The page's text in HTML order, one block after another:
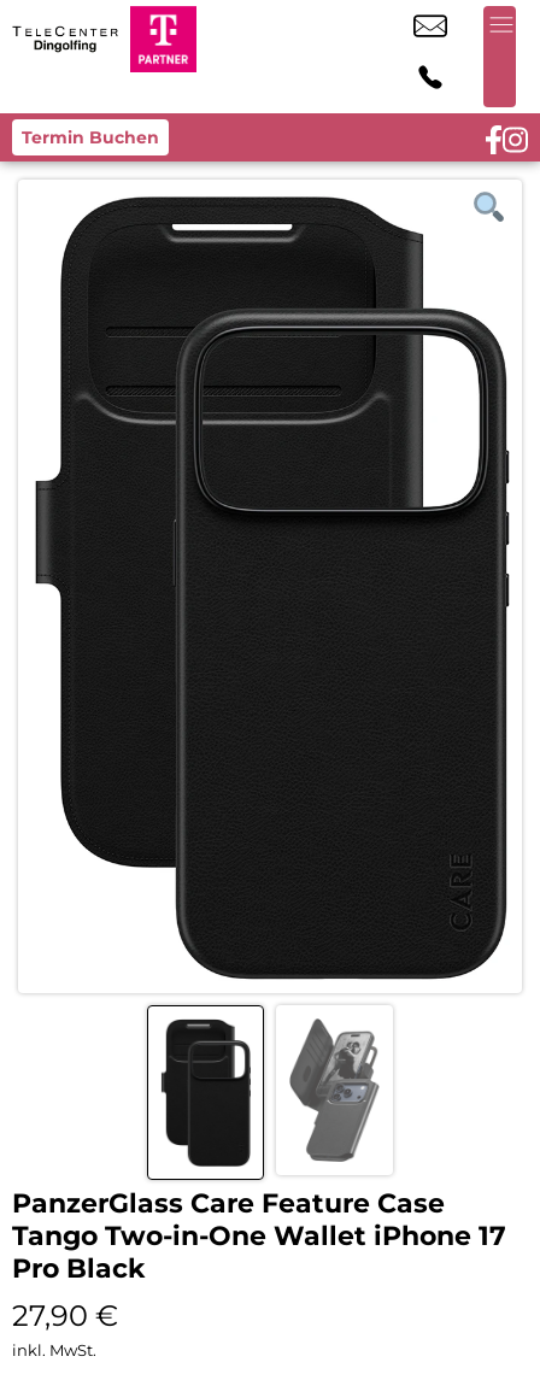
Termin Buchen
PanzerGlass Care Feature Case
Tango Two-in-One Wallet iPhone 17
Pro Black
27,90 €
inkl. MwSt.